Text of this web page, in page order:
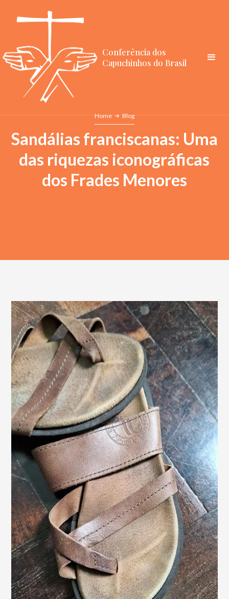
Conferência dos
Capuchinhos do Brasil
Home Blog
Sandálias franciscanas: Uma
das riquezas iconográficas
dos Frades Menores